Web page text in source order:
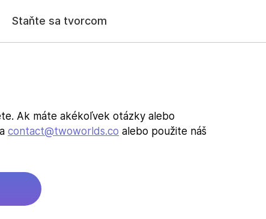
Staňte sa tvorcom
Ak máte akékoľvek otázky alebo
contact@twoworlds.co alebo použite náš